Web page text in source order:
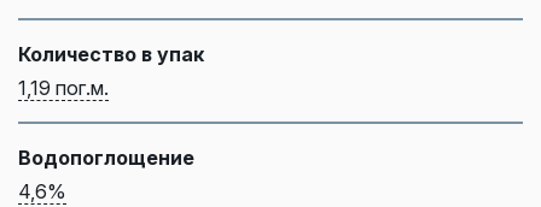
Количество в упак
1,19 пог.м.
Водопоглощение
4,6%